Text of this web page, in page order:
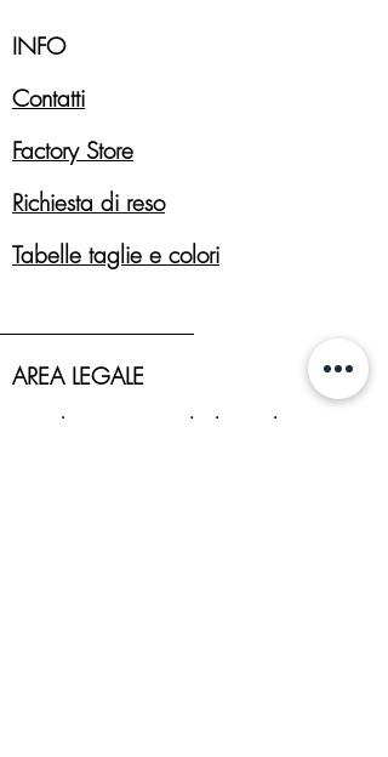
INFO
Contatti
Factory Store
Richiesta di reso
Tabelle taglie e colori
AREA LEGALE
Condizioni generali di vendita